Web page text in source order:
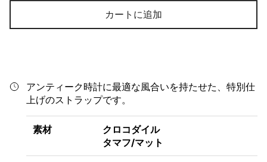
カートに追加
アンティーク時計に最適な風合いを持たせた、特別仕
上げのストラップです。
素材
クロコダイル
タマフ/マット